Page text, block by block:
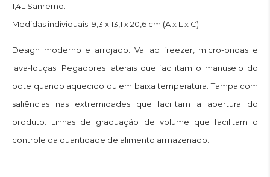
1,4L Sanremo.
Medidas individuais: 9,3 x 13,1 x 20,6 cm (A x L x C)
Design moderno e arrojado. Vai ao freezer, micro-ondas e
lava-louças. Pegadores laterais que facilitam o manuseio do
pote quando aquecido ou em baixa temperatura. Tampa com
saliências nas extremidades que facilitam a abertura do
produto. Linhas de graduação de volume que facilitam o
controle da quantidade de alimento armazenado.